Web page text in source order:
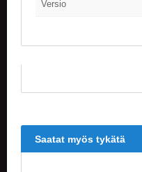
Versio
Saatat myös tykätä